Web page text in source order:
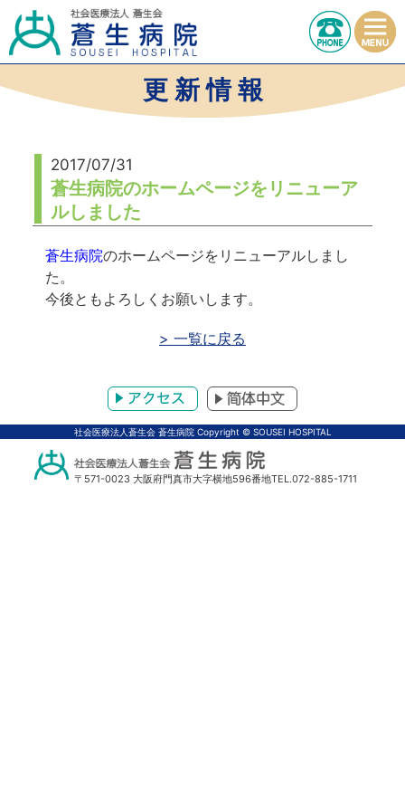
更 新 情 報
2017/07/31
蒼生病院のホームページをリニューア
ルしました
蒼生病院のホームページをリニューアルしまし
た。
今後ともよろしくお願いします。
> 一覧に戻る
アクセス 体中文
社会医療法人蒼生会 蒼生病院 Copyright © SOUSEI HOSPITAL
〒571-0023 大阪府門真市大字横地596番地TEL.072-885-1711